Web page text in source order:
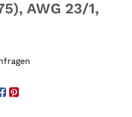
AWG 23/1,